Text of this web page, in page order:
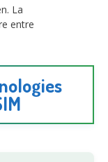
La
entre